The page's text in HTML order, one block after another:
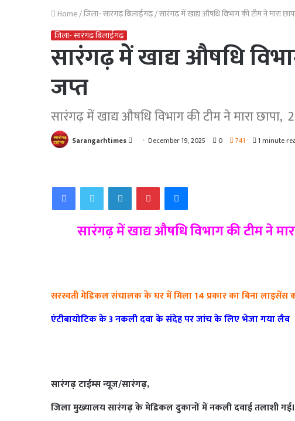
Home/जिला- सारंगढ़ बिलाईगढ़/सारंगढ़ में खाद्य औषधि विभाग की टीम ने मारा
जिला- सारंगढ़ बिलाईगढ़
सारंगढ़ में खाद्य औषधि
जप्त
सारंगढ़ में खाद्य औषधि विभाग की टीम ने मारा छापा,
Sarangarhtimes
Send December 19, 2025 0 741 1 minute
FacebookTwitterLinkedInPinterestMessenger
सारंगढ़ में खाद्य औषधि विभाग की टीम ने
सरस्वती मेडिकल संचालक के घर में मिला 14 प्रकार का बिना लाइसेंस
एंटीबायोटिक के 3 नकली दवा के संदेह पर जांच के लिए भेजा गया लैब
सारंगढ़ टाईम्स न्यूज/सारंगढ़,
जिला मुख्यालय सारंगढ़ के मेडिकल दुकानों में नकली दवाई तलाशी गई।